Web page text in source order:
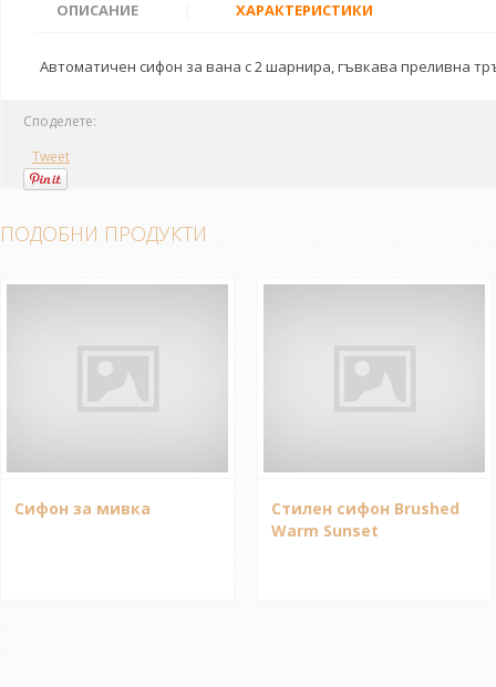
ОПИСАНИЕ ХАРАКТЕРИСТИКИ
Автоматичен сифон за вана с 2 шарнира, гъвкава преливна
Споделете:
Tweet
ПОДОБНИ ПРОДУКТИ
Сифон за мивка
Стилен сифон Brushed
Warm Sunset